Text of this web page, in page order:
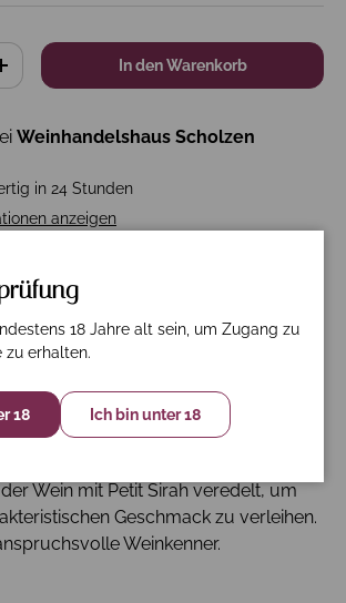
+ In den Warenkorb
Weinhandelshaus Scholzen
in 24 Stunden
anzeigen
Spezifikation Nährwerte
Ein herrlicher Bordeaux-Wein, der
Traubensorten aus nachhaltigen
Wein mit Petit Sirah veredelt, um
Geschmack zu verleihen.
Weinkenner.
18 Jahre alt sein, um Zugang zu
zu erhalten.
18 Ich bin unter 18